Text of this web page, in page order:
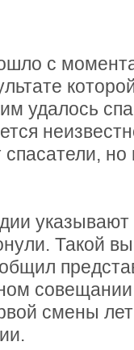
с
удалось
но
указывают
Такой
смены